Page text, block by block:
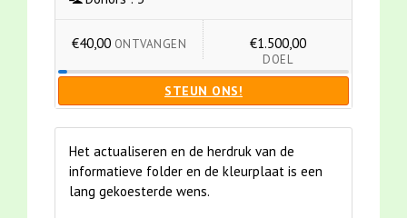
€40,00 ONTVANGEN €1.500,00
DOEL
STEUN ONS!
Het actualiseren en de herdruk van de
informatieve folder en de kleurplaat is een
lang gekoesterde wens.